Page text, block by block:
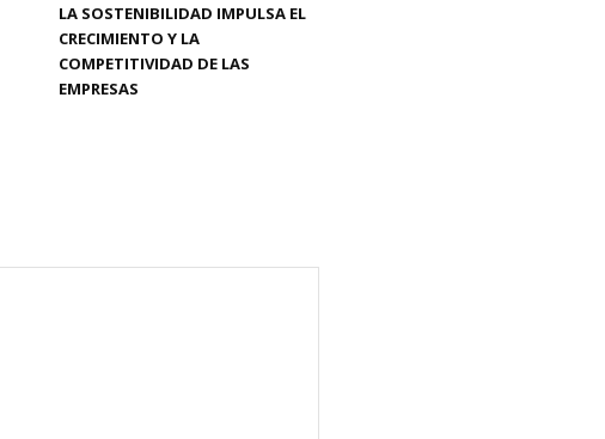
LA SOSTENIBILIDAD IMPULSA EL
CRECIMIENTO Y LA
COMPETITIVIDAD DE LAS
EMPRESAS